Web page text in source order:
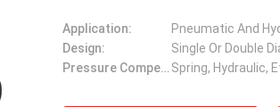
Application:
Pneumatic And
Design:
Single Or Double
Pressure Compensation: Spring, Hydraulic,